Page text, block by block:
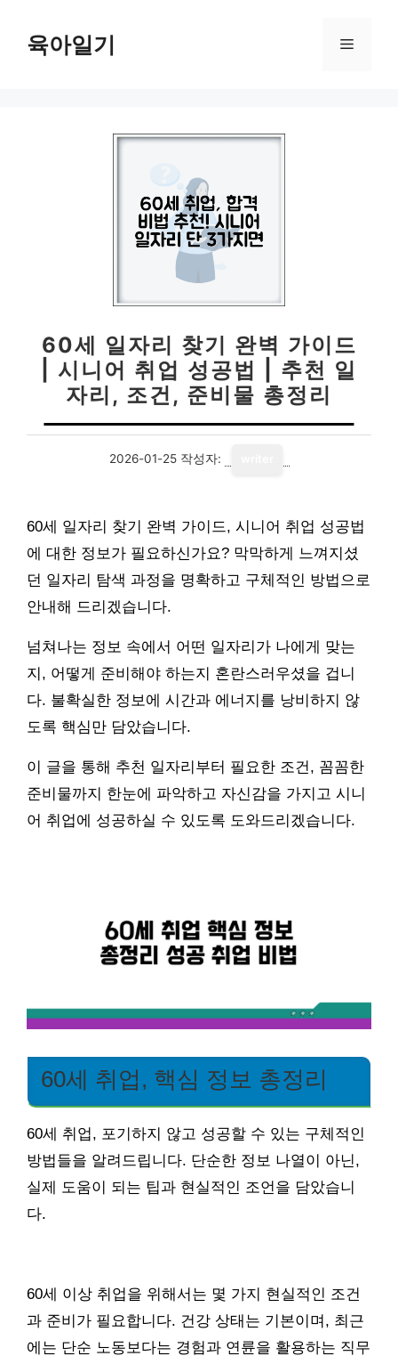
육아일기 메
60세 일자리 찾기 완벽 가이드
| 시니어 취업 성공법 | 추천 일
자리, 조건, 준비물 총정리
2026-01-25 작성자:
60세 일자리 찾기 완벽 가이드, 시니어 취업 성공법
에 대한 정보가 필요하신가요? 막막하게 느껴지셨
던 일자리 탐색 과정을 명확하고 구체적인 방법으로
안내해 드리겠습니다.
넘쳐나는 정보 속에서 어떤 일자리가 나에게 맞는
지, 어떻게 준비해야 하는지 혼란스러우셨을 겁니
다. 불확실한 정보에 시간과 에너지를 낭비하지 않
도록 핵심만 담았습니다.
이 글을 통해 추천 일자리부터 필요한 조건, 꼼꼼한
준비물까지 한눈에 파악하고 자신감을 가지고 시니
어 취업에 성공하실 수 있도록 도와드리겠습니다.
60세 취업, 핵심 정보 총정리
60세 취업, 포기하지 않고 성공할 수 있는 구체적인
방법들을 알려드립니다. 단순한 정보 나열이 아닌,
실제 도움이 되는 팁과 현실적인 조언을 담았습니
다.
60세 이상 취업을 위해서는 몇 가지 현실적인 조건
과 준비가 필요합니다. 건강 상태는 기본이며, 최근
에는 단순 노동보다는 경험과 연륜을 활용하는 직무